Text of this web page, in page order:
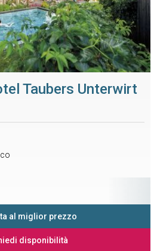
Taubers Unterwirt
al miglior prezzo
disponibilità